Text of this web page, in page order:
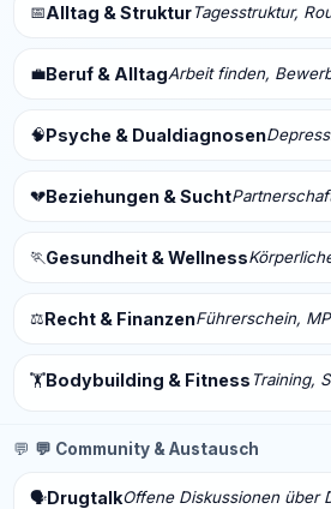
📅Alltag & StrukturTagesstruktur,
💼Beruf & AlltagArbeit finden,
🧠Psyche & Dualdiagnosen
💔Beziehungen & Sucht
🏃Gesundheit & Wellness
⚖️Recht & FinanzenFührerschein,
🏋️Bodybuilding & Fitness Training,
💬 💬 Community & Austausch
🗣️DrugtalkOffene Diskussionen über